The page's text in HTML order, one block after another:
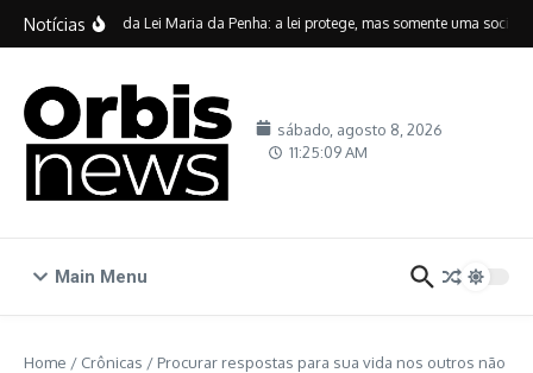
Ir para o conteúdo
Notícias
Vinte anos da Lei Maria da Penha: a lei protege, mas somente uma
sábado, agosto 8, 2026
11:25:10 AM
Main Menu
Home / Crônicas / Procurar respostas para sua vida nos outros não